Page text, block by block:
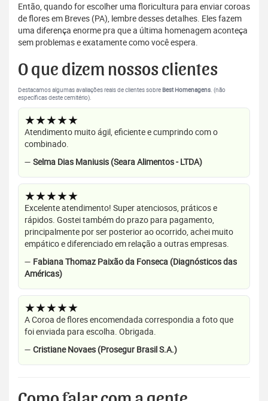
Então, quando for escolher uma floricultura para enviar coroas
de flores em Breves (PA), lembre desses detalhes. Eles fazem
uma diferença enorme pra que a última homenagem aconteça
sem problemas e exatamente como você espera.
O que dizem nossos clientes
Destacamos algumas avaliações reais de clientes sobre Best Homenagens. (não
específicas deste cemitério).
★★★★★
Atendimento muito ágil, eficiente e cumprindo com o
combinado.
— Selma Dias Maniusis (Seara Alimentos - LTDA)
★★★★★
Excelente atendimento! Super atenciosos, práticos e
rápidos. Gostei também do prazo para pagamento,
principalmente por ser posterior ao ocorrido, achei muito
empático e diferenciado em relação a outras empresas.
— Fabiana Thomaz Paixão da Fonseca (Diagnósticos das
Américas)
★★★★★
A Coroa de flores encomendada correspondia a foto que
foi enviada para escolha. Obrigada.
— Cristiane Novaes (Prosegur Brasil S.A.)